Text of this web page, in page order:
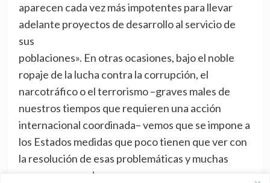
aparecen cada vez más impotentes para llevar
adelante proyectos de desarrollo al servicio de
sus
poblaciones». En otras ocasiones, bajo el noble
ropaje de la lucha contra la corrupción, el
narcotráfico o el terrorismo –graves males de
nuestros tiempos que requieren una acción
internacional coordinada– vemos que se impone a
los Estados medidas que poco tienen que ver con
la resolución de esas problemáticas y muchas
veces empeora las cosas.